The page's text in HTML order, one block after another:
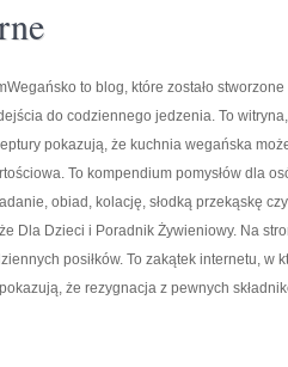
to blog, które zostało
do codziennego jedzenia. To
pokazują, że kuchnia wegańska
To kompendium pomysłów dla
obiad, kolację, słodką przekąskę
Dla Dzieci i Poradnik Żywieniowy. Na
posiłków. To zakątek internetu, w
że rezygnacja z pewnych